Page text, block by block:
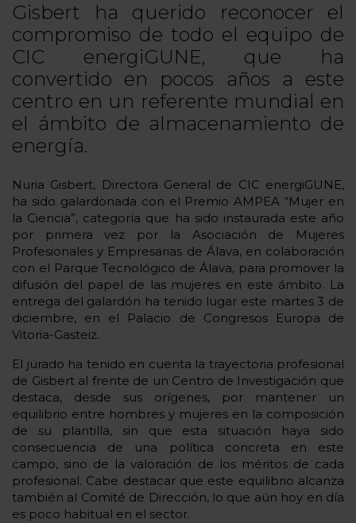
Gisbert ha querido reconocer el
compromiso de todo el equipo de
CIC energiGUNE, que ha
convertido en pocos años a este
centro en un referente mundial en
el ámbito de almacenamiento de
energía.
Nuria Gisbert, Directora General de CIC energiGUNE,
ha sido galardonada con el Premio AMPEA “Mujer en
la Ciencia”, categoría que ha sido instaurada este año
por primera vez por la Asociación de Mujeres
Profesionales y Empresarias de Álava, en colaboración
con el Parque Tecnológico de Álava, para promover la
difusión del papel de las mujeres en este ámbito. La
entrega del galardón ha tenido lugar este martes 3 de
diciembre, en el Palacio de Congresos Europa de
Vitoria-Gasteiz.
El jurado ha tenido en cuenta la trayectoria profesional
de Gisbert al frente de un Centro de Investigación que
destaca, desde sus orígenes, por mantener un
equilibrio entre hombres y mujeres en la composición
de su plantilla, sin que esta situación haya sido
consecuencia de una política concreta en este
campo, sino de la valoración de los méritos de cada
profesional. Cabe destacar que este equilibrio alcanza
también al Comité de Dirección, lo que aún hoy en día
es poco habitual en el sector.